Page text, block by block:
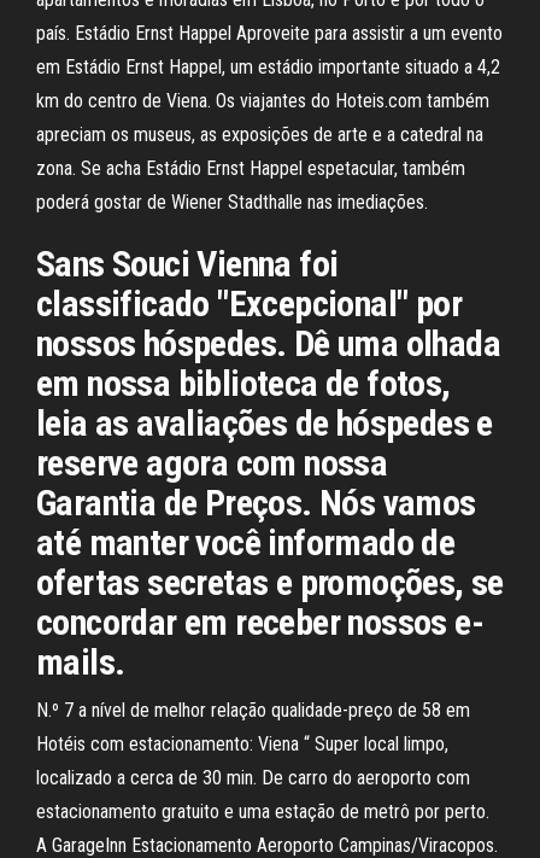
país. Estádio Ernst Happel Aproveite para assistir a um evento
em Estádio Ernst Happel, um estádio importante situado a 4,2
km do centro de Viena. Os viajantes do Hoteis.com também
apreciam os museus, as exposições de arte e a catedral na
zona. Se acha Estádio Ernst Happel espetacular, também
poderá gostar de Wiener Stadthalle nas imediações.
Sans Souci Vienna foi
classificado "Excepcional" por
nossos hóspedes. Dê uma olhada
em nossa biblioteca de fotos,
leia as avaliações de hóspedes e
reserve agora com nossa
Garantia de Preços. Nós vamos
até manter você informado de
ofertas secretas e promoções, se
concordar em receber nossos e-
mails.
N.º 7 a nível de melhor relação qualidade-preço de 58 em
Hotéis com estacionamento: Viena “ Super local limpo,
localizado a cerca de 30 min. De carro do aeroporto com
estacionamento gratuito e uma estação de metrô por perto.
A GarageInn Estacionamento Aeroporto Campinas/Viracopos.